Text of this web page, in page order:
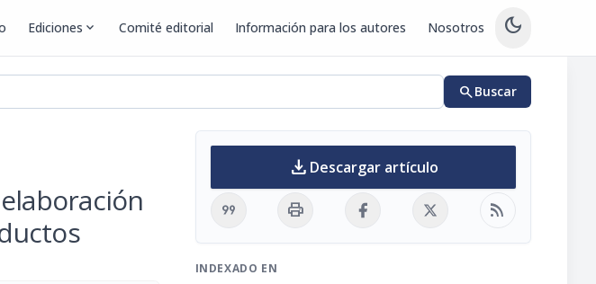
Ediciones expand_more Comité editorial Información para los autores Nosotros dark_mode
searchBuscar
download Descargar artículo
format_quote print rss_feed
INDEXADO EN